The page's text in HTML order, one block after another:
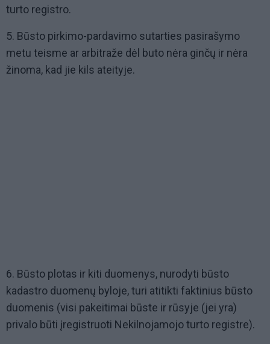
turto registro.
5. Būsto pirkimo-pardavimo sutarties pasirašymo
metu teisme ar arbitraže dėl buto nėra ginčų ir nėra
žinoma, kad jie kils ateityje.
6. Būsto plotas ir kiti duomenys, nurodyti būsto
kadastro duomenų byloje, turi atitikti faktinius būsto
duomenis (visi pakeitimai būste ir rūsyje (jei yra)
privalo būti įregistruoti Nekilnojamojo turto registre).